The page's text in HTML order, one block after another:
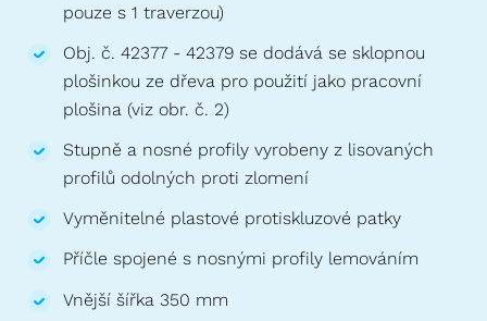
pouze s 1 traverzou)
Obj. č. 42377 - 42379 se dodává se sklopnou
plošinkou ze dřeva pro použití jako pracovní
plošina (viz obr. č. 2)
Stupně a nosné profily vyrobeny z lisovaných
profilů odolných proti zlomení
Vyměnitelné plastové protiskluzové patky
Příčle spojené s nosnými profily lemováním
Vnější šířka 350 mm